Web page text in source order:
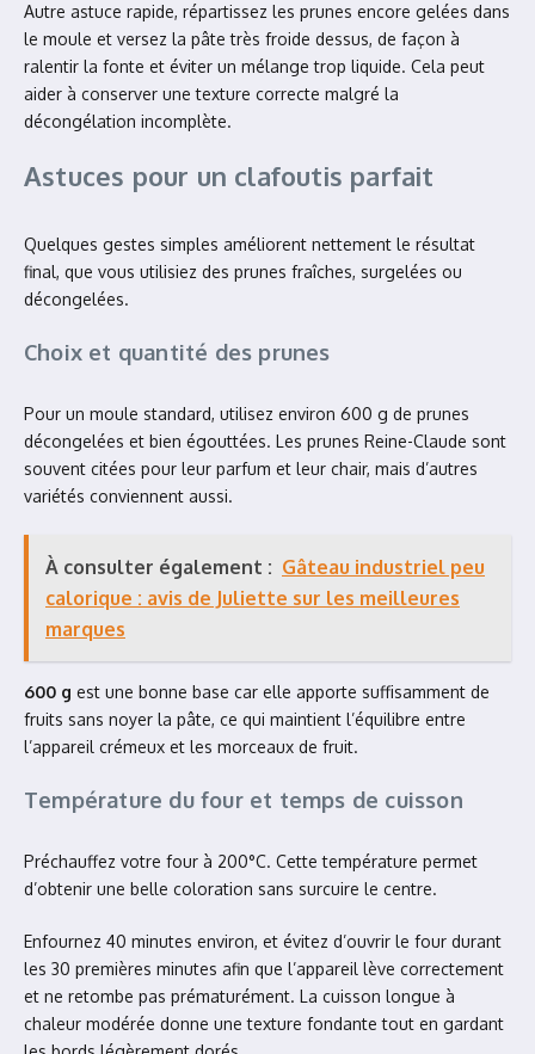
Autre astuce rapide, répartissez les prunes encore gelées dans
le moule et versez la pâte très froide dessus, de façon à
ralentir la fonte et éviter un mélange trop liquide. Cela peut
aider à conserver une texture correcte malgré la
décongélation incomplète.
Astuces pour un clafoutis parfait
Quelques gestes simples améliorent nettement le résultat
final, que vous utilisiez des prunes fraîches, surgelées ou
décongelées.
Choix et quantité des prunes
Pour un moule standard, utilisez environ 600 g de prunes
décongelées et bien égouttées. Les prunes Reine-Claude sont
souvent citées pour leur parfum et leur chair, mais d’autres
variétés conviennent aussi.
À consulter également : Gâteau industriel peu
calorique : avis de Juliette sur les meilleures
marques
600 g est une bonne base car elle apporte suffisamment de
fruits sans noyer la pâte, ce qui maintient l’équilibre entre
l’appareil crémeux et les morceaux de fruit.
Température du four et temps de cuisson
Préchauffez votre four à 200°C. Cette température permet
d’obtenir une belle coloration sans surcuire le centre.
Enfournez 40 minutes environ, et évitez d’ouvrir le four durant
les 30 premières minutes afin que l’appareil lève correctement
et ne retombe pas prématurément. La cuisson longue à
chaleur modérée donne une texture fondante tout en gardant